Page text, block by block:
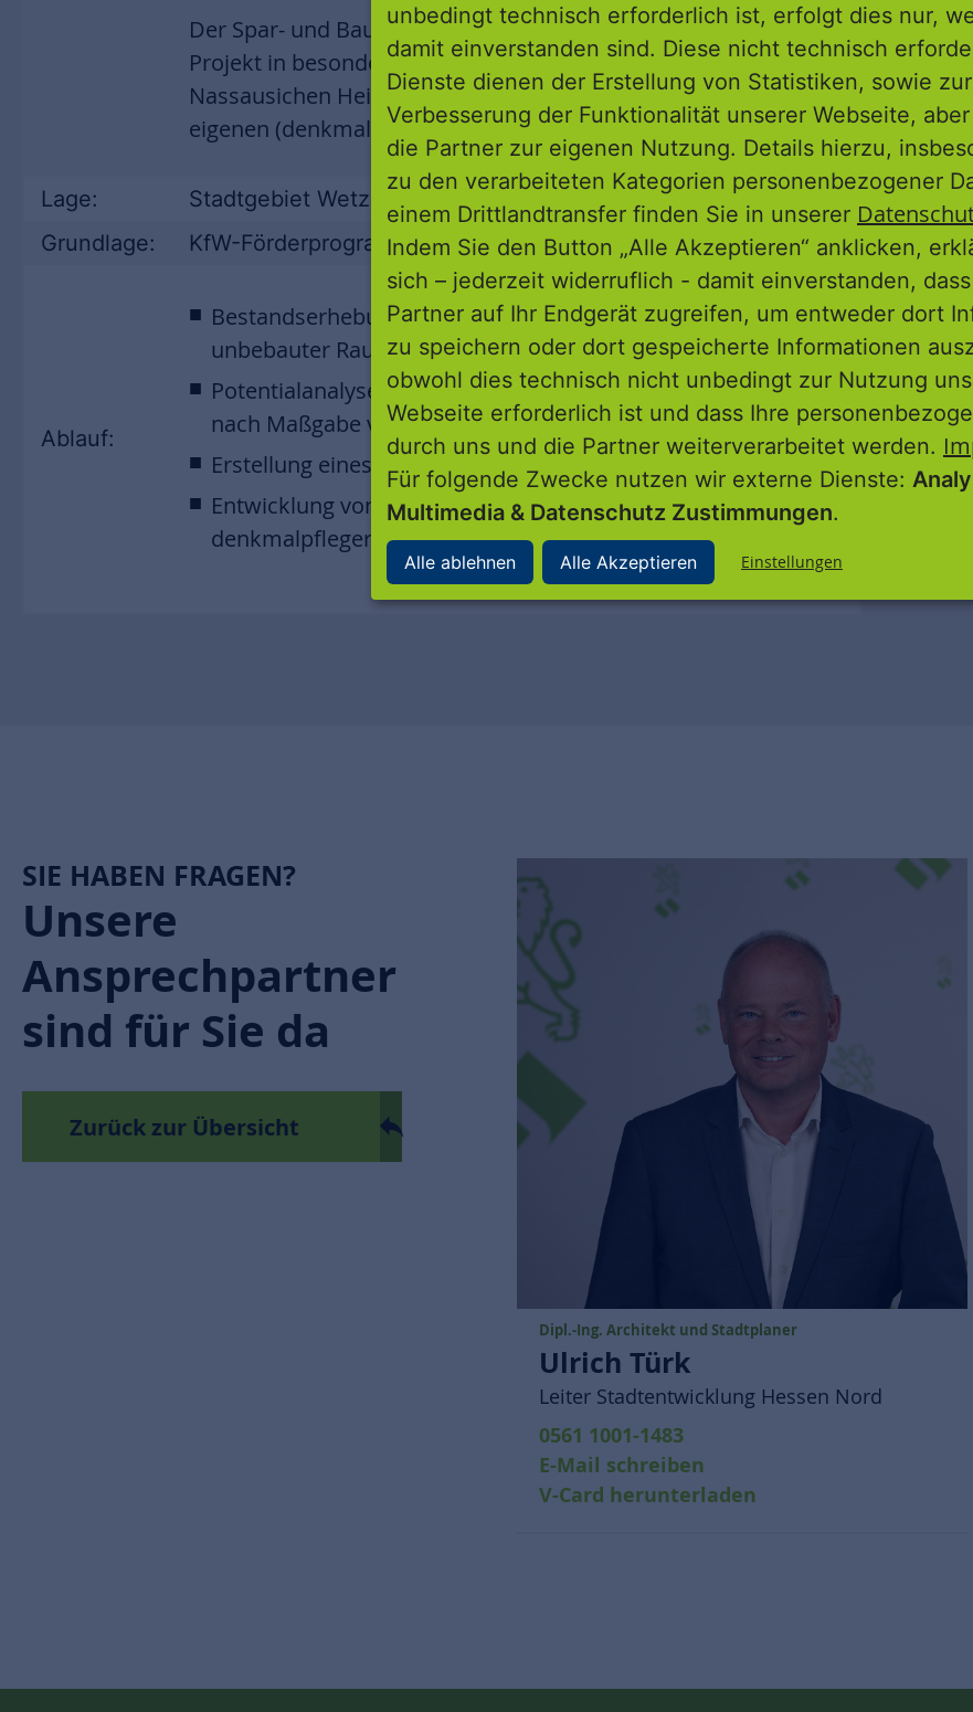
Der Spar- und Bauverein Wetzlar-Weilburg e. G kann bei dem
Projekt in besonderer Weise von der Erfahrungen der
Nassausichen Heimstätte mit der energetischen Sanierung ihrer
eigenen (denkmalgeschützten) Wohnungsbestände profitieren.
Lage:
Stadtgebiet Wetzlar
Grundlage:
KfW-Förderprogramm Energetische Stadtsanierung
Ablauf:
Bestandserhebung: CO2- und Energiebilanz, bebauter Raum,
unbebauter Raum, Soziodemographie
Potentialanalyse: Ermittlung von Umsetzungspotentialen
nach Maßgabe von Nachhaltigkeitskriterien.
Erstellung eines Maßnahmenkataloges
Entwicklung von Maßnahmen zur energetischen und
denkmalpflegerischen Sanierung
SIE HABEN FRAGEN?
Unsere
Ansprechpartner
sind für Sie da
Zurück zur Übersicht
Dipl.-Ing. Architekt und Stadtplaner
Ulrich Türk
Leiter Stadtentwicklung Hessen Nord
0561 1001-1483
E-Mail schreiben
V-Card herunterladen
unbedingt technisch erforderlich ist, erfolgt dies nur,
damit einverstanden sind. Diese nicht technisch
Dienste dienen der Erstellung von Statistiken, sowie zur
Verbesserung der Funktionalität unserer Webseite,
die Partner zur eigenen Nutzung. Details hierzu,
zu den verarbeiteten Kategorien personenbezogener
einem Drittlandtransfer finden Sie in unserer
Indem Sie den Button „Alle Akzeptieren“ anklicken,
sich – jederzeit widerruflich - damit einverstanden,
Partner auf Ihr Endgerät zugreifen, um entweder dort
zu speichern oder dort gespeicherte Informationen
obwohl dies technisch nicht unbedingt zur Nutzung
Webseite erforderlich ist und dass Ihre
durch uns und die Partner weiterverarbeitet werden.
Für folgende Zwecke nutzen wir externe Dienste:
Multimedia & Datenschutz Zustimmungen.
Einstellungen
Alle ablehnen Alle Akzeptieren